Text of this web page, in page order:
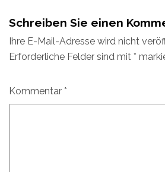
Schreiben Sie einen
Ihre E-Mail-Adresse wird nicht
Erforderliche Felder sind mit *
Kommentar *